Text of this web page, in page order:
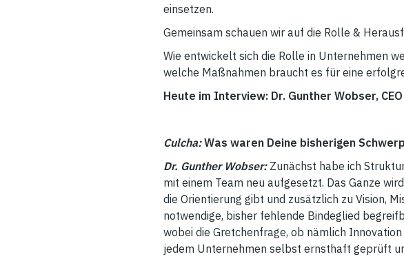
einsetzen.
Gemeinsam schauen wir auf die Rolle &
Wie entwickelt sich die Rolle in Unternehmen
welche Maßnahmen braucht es für eine
Heute im Interview: Dr. Gunther Wobser,
Culcha:Was waren Deine bisherigen
Dr. Gunther Wobser:Zunächst habe ich
mit einem Team neu aufgesetzt. Das Ganze
die Orientierung gibt und zusätzlich zu Vision,
notwendige, bisher fehlende Bindeglied
wobei die Gretchenfrage, ob nämlich
jedem Unternehmen selbst ernsthaft geprüft